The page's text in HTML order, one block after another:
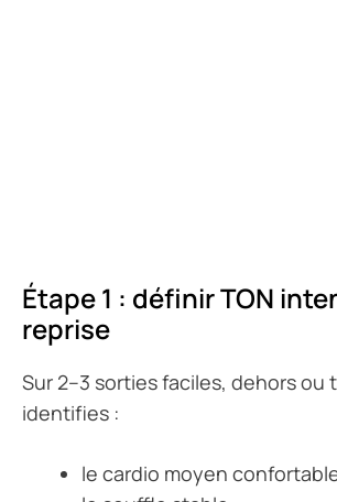
Étape 1 : définir TON
reprise
Sur 2–3 sorties faciles, dehors ou
identifies :
le cardio moyen